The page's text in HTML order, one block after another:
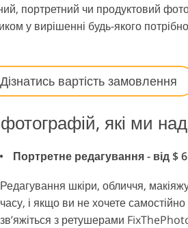
портретний чи продуктовий
у вирішенні будь-якого
Дізнатись вартість замовлення
які ми
Портретне редагування - від $
Редагування шкіри, обличчя,
часу, і якщо ви не хочете
зв’яжіться з ретушерами